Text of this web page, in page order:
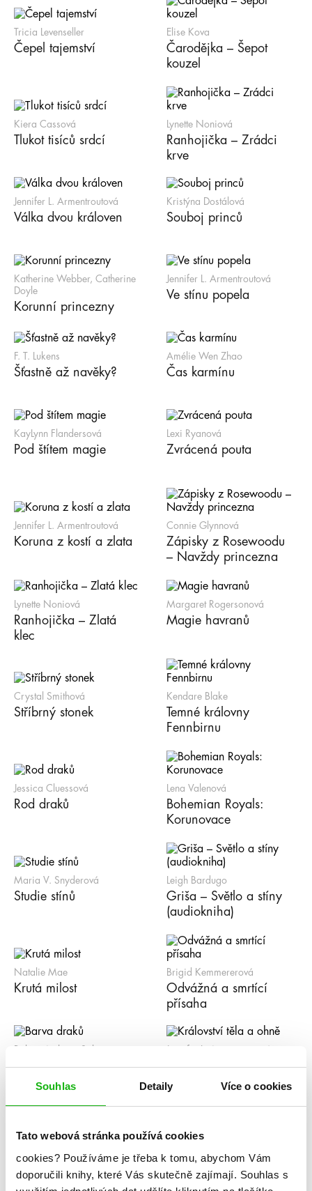
Souhlas Detaily Více o cookies
Tato webová stránka používá cookies
cookies? Používáme je třeba k tomu, abychom Vám
doporučili knihy, které Vás skutečně zajímají. Souhlas s
Tricia Levenseller
Čepel tajemství
Elise Kova
Čarodějka – Šepot
kouzel
Kiera Cassová
Tlukot tisíců srdcí
Lynette Noniová
Ranhojička – Zrádci
krve
Jennifer L. Armentroutová
Válka dvou královen
Kristýna Dostálová
Souboj princů
Katherine Webber, Catherine
Doyle
Korunní princezny
Jennifer L. Armentroutová
Ve stínu popela
F. T. Lukens
Šťastně až navěky?
Amélie Wen Zhao
Čas karmínu
KayLynn Flandersová
Pod štítem magie
Lexi Ryanová
Zvrácená pouta
Jennifer L. Armentroutová
Koruna z kostí a zlata
Connie Glynnová
Zápisky z Rosewoodu
– Navždy princezna
Lynette Noniová
Ranhojička – Zlatá
klec
Margaret Rogersonová
Magie havranů
Crystal Smithová
Stříbrný stonek
Kendare Blake
Temné královny
Fennbirnu
Jessica Cluessová
Rod draků
Lena Valenová
Bohemian Royals:
Korunovace
Maria V. Snyderová
Studie stínů
Leigh Bardugo
Griša – Světlo a stíny
(audiokniha)
Natalie Mae
Krutá milost
Brigid Kemmererová
Odvážná a smrtící
přísaha
Barva draků Království těla a ohně
Leviar – Králova mlha Rudá Tygřice